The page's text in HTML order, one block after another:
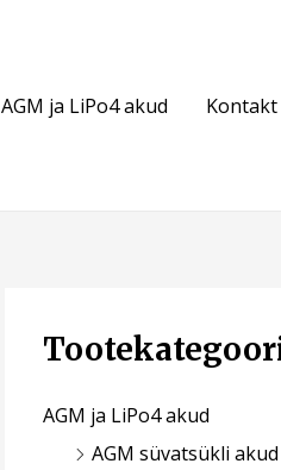
AGM ja LiPo4 akud Kontakt
AGM ja LiPo4 akud
AGM süvatsükli akud